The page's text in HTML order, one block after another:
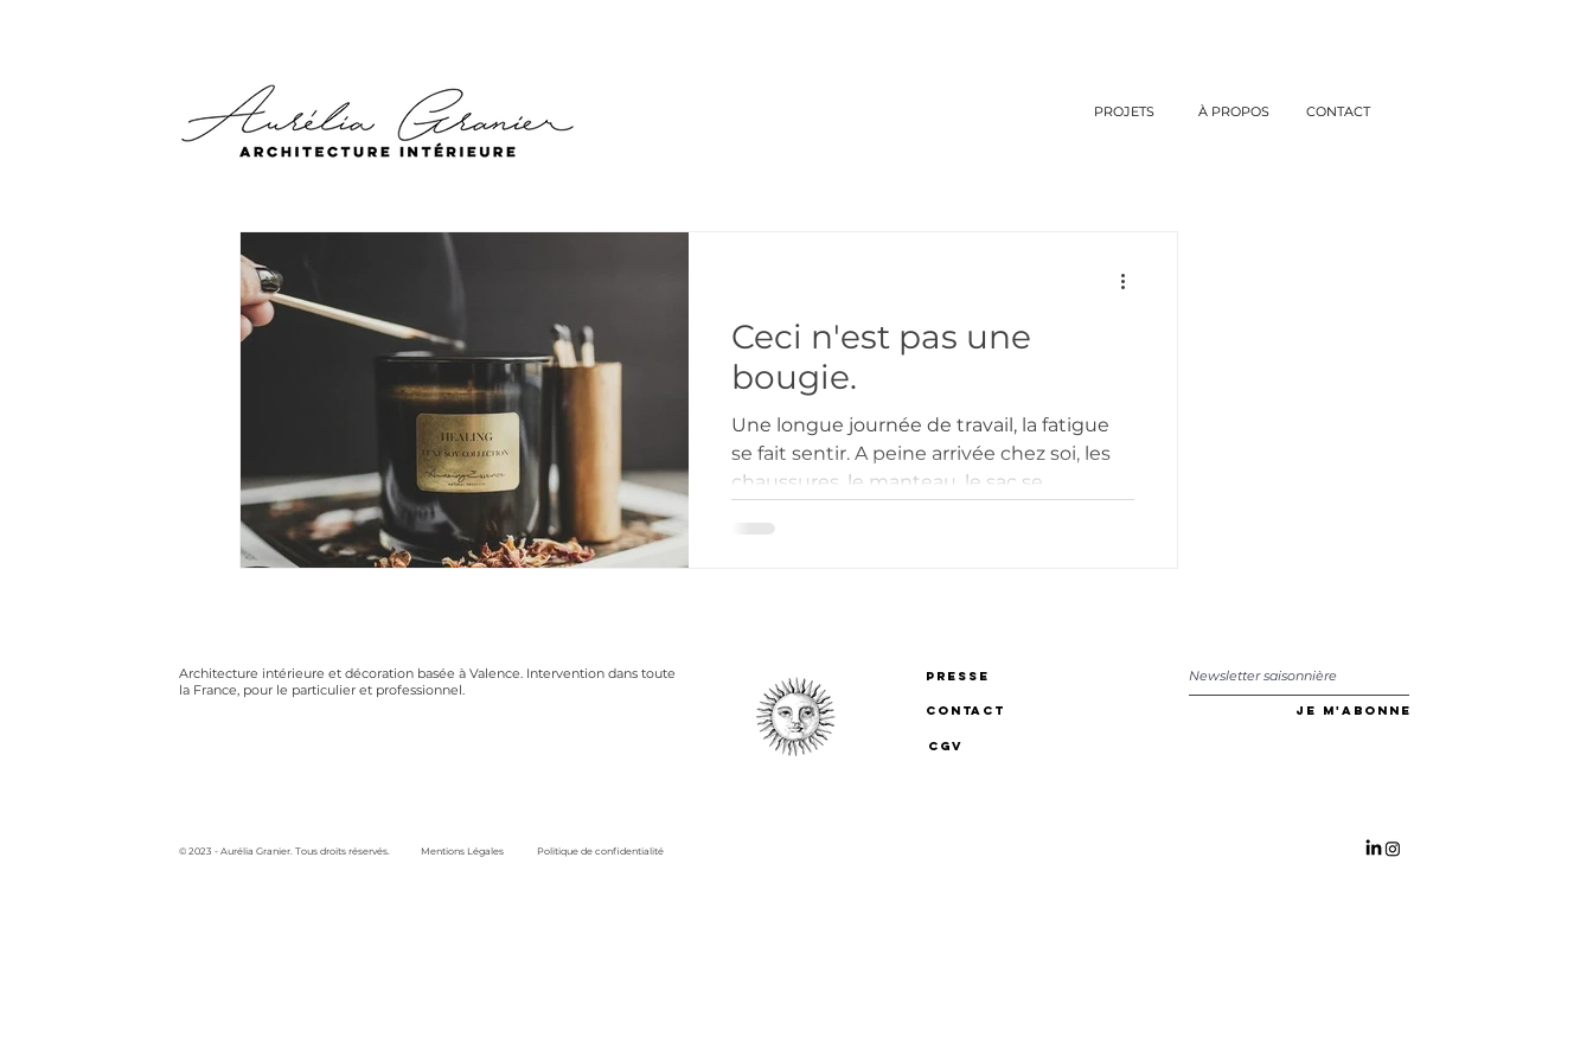
PROJETS À PROPOS CONTACT
Ceci n'est pas une
bougie.
Une longue journée de travail, la fatigue
se fait sentir. A peine arrivée chez soi, les
chaussures, le manteau, le sac se
Architecture intérieure et décoration basée à Valence. Intervention dans toute
la France, pour le particulier et professionnel.
PRESSE
CONTACT
CGV
© 2023 - Aurélia Granier. Tous droits réservés. Mentions Légales Politique de confidentialité
Je m'abonne